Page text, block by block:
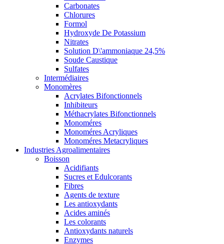
Carbonates
Chlorures
Formol
Hydroxyde De Potassium
Nitrates
Solution D\'ammoniaque 24,5%
Soude Caustique
Sulfates
Intermédiaires
Monomères
Acrylates Bifonctionnels
Inhibiteurs
Méthacrylates Bifonctionnels
Monoméres
Monoméres Acryliques
Monoméres Metacryliques
Industries Agroalimentaires
Boisson
Acidifiants
Sucres et Edulcorants
Fibres
Agents de texture
Les antioxydants
Acides aminés
Les colorants
Antioxydants naturels
Enzymes